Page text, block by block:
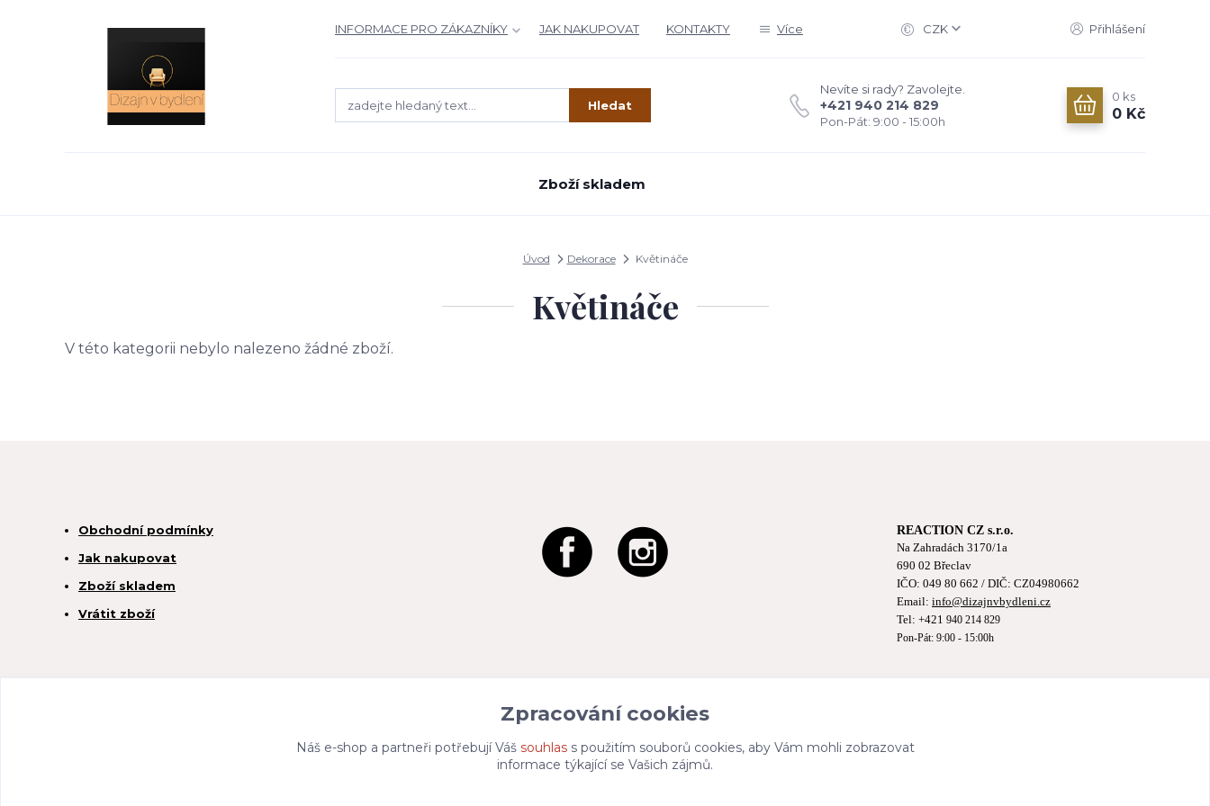
INFORMACE PRO ZÁKAZNÍKY JAK NAKUPOVAT KONTAKTY Více CZK Přihlášení
Hledat
Nevíte si rady? Zavolejte.
+421 940 214 829
Pon-Pát: 9:00 - 15:00h
0 ks
0 Kč
Zboží skladem
Úvod Dekorace Květináče
Květináče
V této kategorii nebylo nalezeno žádné zboží.
Obchodní podmínky
Jak nakupovat
Zboží skladem
Vrátit zboží
REACTION CZ s.r.o.
Na Zahradách 3170/1a
690 02 Břeclav
IČO: 049 80 662 / DIČ: CZ04980662
Email: info@dizajnvbydleni.cz
Tel: +421 940 214 829
Pon-Pát: 9:00 - 15:00h
Zpracování cookies
Náš e-shop a partneři potřebují Váš souhlass použitím souborů cookies, aby Vám mohli zobrazovat
informace týkající se Vašich zájmů.